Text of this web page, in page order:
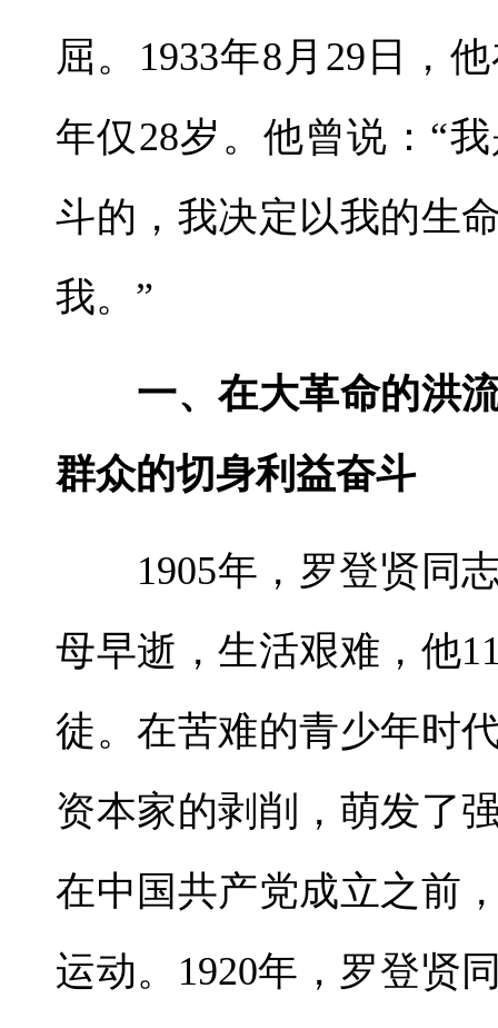
屈。1933年8月29日，
年仅28岁。他曾说：“
斗的，我决定以我的生
我。”
一、在大革命的洪流
群众的切身利益奋斗
1905年，罗登贤同志
母早逝，生活艰难，他
徒。在苦难的青少年时
资本家的剥削，萌发了
在中国共产党成立之前
运动。1920年，罗登贤